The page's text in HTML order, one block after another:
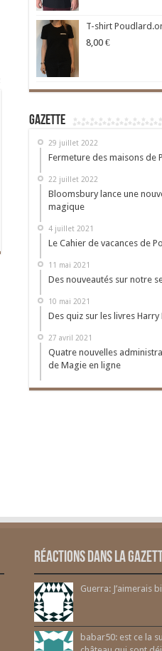
T-shirt
8,00 €
Gazette
29 juillet 2022
Fermeture des maisons de
22 juillet 2022
Bloomsbury lance une
magique
4 juillet 2021
Le Cahier de vacances de
11 mai 2021
Des nouveautés sur notre
10 mai 2021
Des quiz sur les livres
27 avril 2021
Quatre nouvelles
de Magie en ligne
Réactions dans la
Guerra: J’aimerais
babar50: est ce la